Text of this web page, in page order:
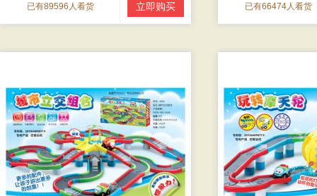
已有89596人看货 立即购买 已有66474人看货